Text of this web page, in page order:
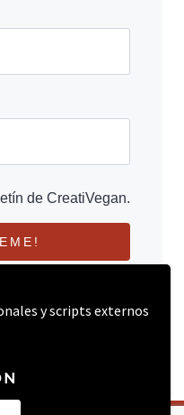
y scripts externos
de CreatiVegan.